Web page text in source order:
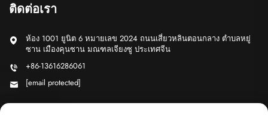
ติดต่อเรา
ห้อง 1001 ยูนิต 6 หมายเลข 2024 ถนนเสี่ยวหลินตอนกลาง ตำบลหยู่
ซาน เมืองคุนซาน มณฑลเจียงซู ประเทศจีน
+86-13616286061
[email protected]